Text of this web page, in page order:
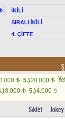
İKİLİ
SIRALI İKİLİ
4. ÇİFTE
t 5.)20.000 t
8.000 t 5.)4.000 t
Sıklet Jokey